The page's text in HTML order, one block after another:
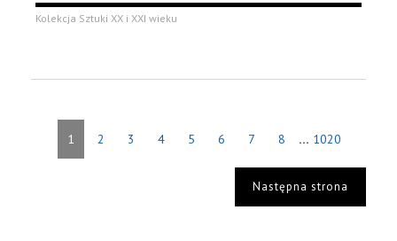
Kolekcja Sztuki XX i XXI wieku
1 2 3 4 5 6 7 8 ... 1020
Następna strona